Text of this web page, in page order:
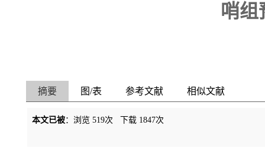
哨组
摘要 图/表 参考文献 相似文献
本文已被：浏览 519次 下载 1847次